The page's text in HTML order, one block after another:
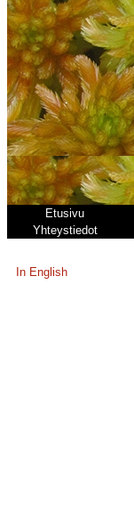
Etusivu
Yhteystiedot
In English